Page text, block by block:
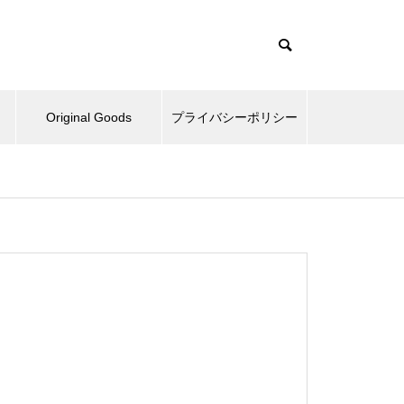
Original Goods プライバシーポリシー
たぬきとか、野球再開してみた